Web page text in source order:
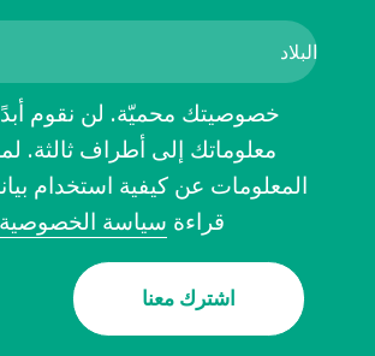
خصوصيتك محميّة. لن نقوم أبدًا
معلوماتك إلى أطراف ثالثة.
المعلومات عن كيفية استخدام
قراءة سياسة
اشترك معنا